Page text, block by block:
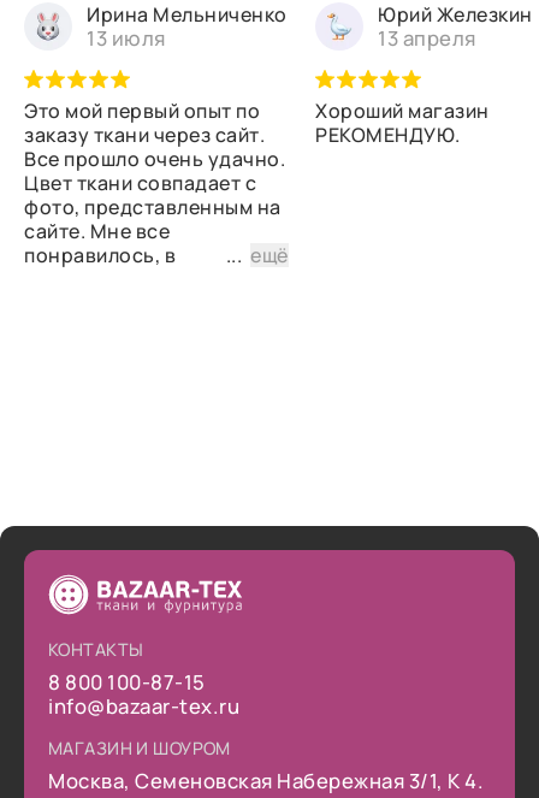
Ирина Мельниченко
13 июля
Это мой первый опыт по
заказу ткани через сайт.
Все прошло очень удачно.
Цвет ткани совпадает с
фото, представленным на
сайте. Мне все
понравилось, в
...ещё
Юрий Железкин
13 апреля
Хороший магазин
РЕКОМЕНДУЮ.
КОНТАКТЫ
8 800 100-87-15
info@bazaar-tex.ru
МАГАЗИН И ШОУРОМ
Москва, Семеновская Набережная 3/1, К 4.